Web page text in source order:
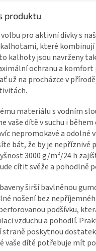
produktu
pro aktivní dívky s
které
kalhoty jsou navrženy
ochranu a
už na procházce v
materiálu s vodním
vaše dítě v suchu i během
nepromokavé a odolné
bát, že by je nepříznivé
3000 g/m²/24 h
cítit svěže a pohodlně
širší bavlněnou
nošení bez
podšívku,
vzduchu a pohodlí.
straně poskytnou
vaše dítě potřebuje mít po